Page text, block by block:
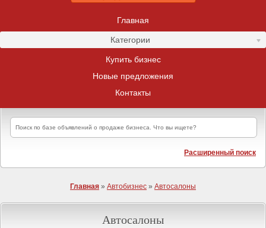
Главная
Категории
Купить бизнес
Новые предложения
Контакты
Расширенный поиск
Главная » Автобизнес » Автосалоны
Автосалоны